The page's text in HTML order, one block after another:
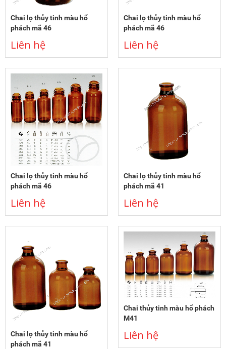
Chai lọ thủy tinh màu hổ
phách mã 46
Liên hệ
Chai lọ thủy tinh màu hổ
phách mã 46
Liên hệ
Chai lọ thủy tinh màu hổ
phách mã 46
Liên hệ
Chai lọ thủy tinh màu hổ
phách mã 41
Liên hệ
Chai lọ thủy tinh màu hổ
phách mã 41
Chai thủy tinh màu hổ phách
M41
Liên hệ